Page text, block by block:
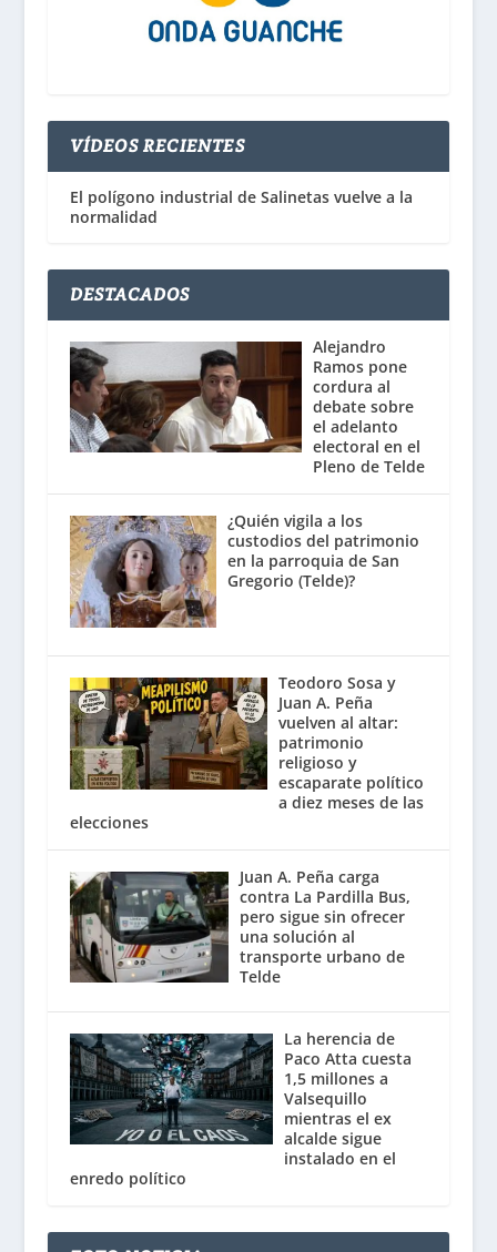
VÍDEOS RECIENTES
El polígono industrial de Salinetas vuelve a la
normalidad
DESTACADOS
Alejandro
Ramos pone
cordura al
debate sobre
el adelanto
electoral en el
Pleno de Telde
¿Quién vigila a los
custodios del patrimonio
en la parroquia de San
Gregorio (Telde)?
Teodoro Sosa y
Juan A. Peña
vuelven al altar:
patrimonio
religioso y
escaparate político
a diez meses de las
elecciones
Juan A. Peña carga
contra La Pardilla Bus,
pero sigue sin ofrecer
una solución al
transporte urbano de
Telde
La herencia de
Paco Atta cuesta
1,5 millones a
Valsequillo
mientras el ex
alcalde sigue
instalado en el
enredo político